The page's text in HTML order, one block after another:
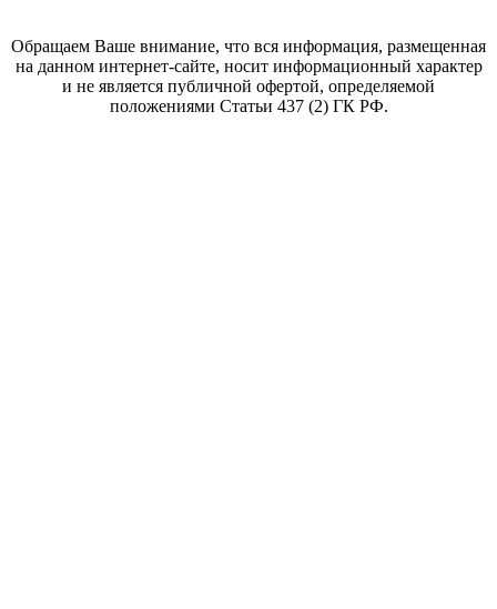
Обращаем Ваше внимание, что вся информация, размещенная
на данном интернет-сайте, носит информационный характер
и не является публичной офертой, определяемой
положениями Статьи 437 (2) ГК РФ.